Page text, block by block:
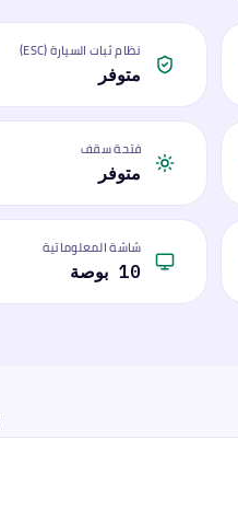
نظام ثبات السيارة (ESC)
متوفر
فتحة سقف
متوفر
شاشة المعلوماتية
10 بوصة